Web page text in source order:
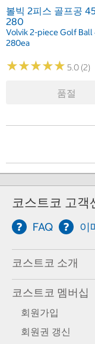
볼빅 2피스 골프공
280
Volvik 2-piece Golf Ball
280ea
★★★★★
★★★★★ 5.0 (2)
품절
코스트코 고객
FAQ 이
코스트코 소개
코스트코 멤버십
회원가입
회원권 갱신